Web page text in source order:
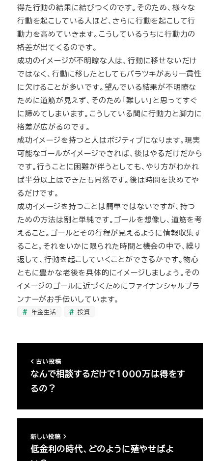
得た行動の結果に結びつくのです。そのため、様々な
行動を起こしている人ほど、さらに行動を起こして行
動力を高めていきます。こうしているうちに行動力の
格差が出てくるのです。
成功のイメージが不明瞭な人は、行動に移せないだけ
ではなく、行動に移したとしてもバラツキがあり一貫性
に欠けることが多いです。望んでいる結果が不明瞭な
ために道筋が見えず、そのため「難しい」と思ってすぐ
に諦めてしまいます。こうしている間に行動力と脚力に
格差が広がるのです。
成功イメージを持つと人はポジティブになります。現実
可能なゴールがイメージできれば、後はやるだけだから
です。行うことに困難が伴うとしても、やり方がわかれ
ば半分以上はできたも同然です。後は時間を決めてや
るだけです。
成功イメージを持つことは簡単ではないですが、持つ
ための方法は割と単純です。ゴールを想像し、道筋を考
えること。ゴールとその行程が見えるように情報収集す
ること。それをいかに限られた時間と機会の中で、繰り
返して、行動を起こしていくことができるかです。物心
ともに豊かな老後を具体的にイメージしましょう。その
イメージのゴールに近づくためにファイナンシャルプラ
ンナーがお手伝いしています。
年金生活 投資
古い投稿
なんで相談するだけで1000万は得をす
るの？
新しい投稿
低金利の時代、どのように殖やせばよ